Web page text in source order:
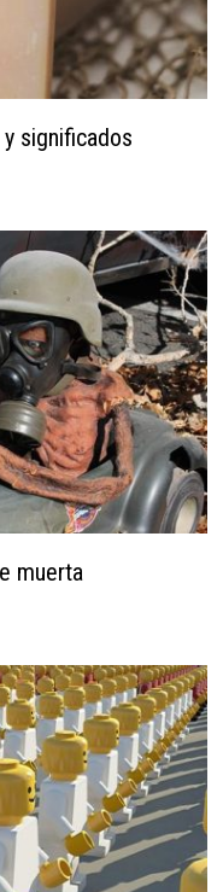
significados
muerta